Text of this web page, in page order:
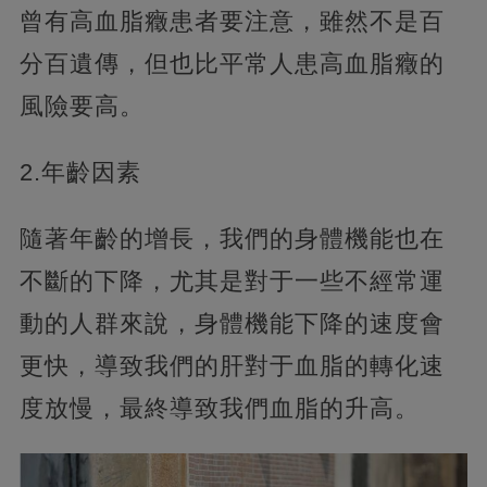
曾有高血脂癥患者要注意，雖然不是百
分百遺傳，但也比平常人患高血脂癥的
風險要高。
2.年齡因素
隨著年齡的增長，我們的身體機能也在
不斷的下降，尤其是對于一些不經常運
動的人群來說，身體機能下降的速度會
更快，導致我們的肝對于血脂的轉化速
度放慢，最終導致我們血脂的升高。